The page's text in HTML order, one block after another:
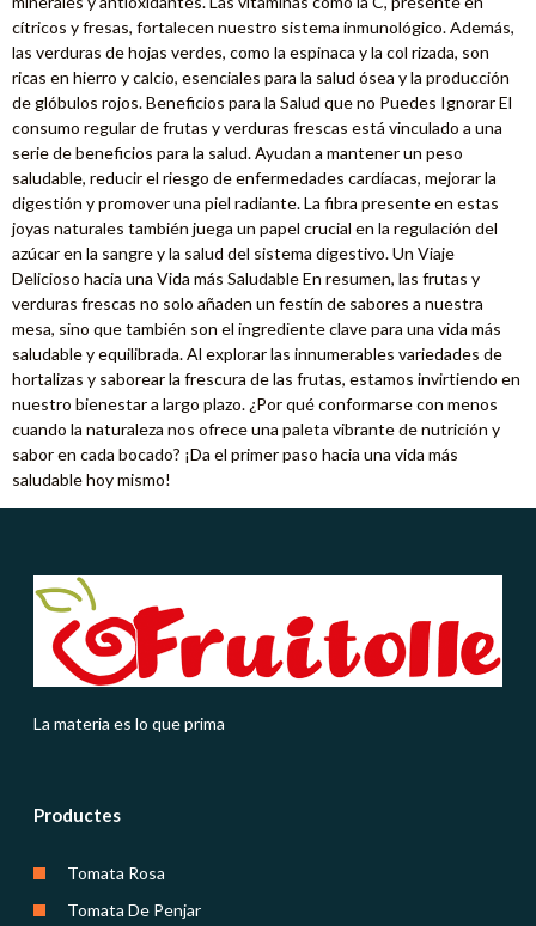
cítricos y fresas, fortalecen nuestro sistema inmunológico. Además,
las verduras de hojas verdes, como la espinaca y la col rizada, son
ricas en hierro y calcio, esenciales para la salud ósea y la producción
de glóbulos rojos. Beneficios para la Salud que no Puedes Ignorar El
consumo regular de frutas y verduras frescas está vinculado a una
serie de beneficios para la salud. Ayudan a mantener un peso
saludable, reducir el riesgo de enfermedades cardíacas, mejorar la
digestión y promover una piel radiante. La fibra presente en estas
joyas naturales también juega un papel crucial en la regulación del
azúcar en la sangre y la salud del sistema digestivo. Un Viaje
Delicioso hacia una Vida más Saludable En resumen, las frutas y
verduras frescas no solo añaden un festín de sabores a nuestra
mesa, sino que también son el ingrediente clave para una vida más
saludable y equilibrada. Al explorar las innumerables variedades de
hortalizas y saborear la frescura de las frutas, estamos invirtiendo en
nuestro bienestar a largo plazo. ¿Por qué conformarse con menos
cuando la naturaleza nos ofrece una paleta vibrante de nutrición y
sabor en cada bocado? ¡Da el primer paso hacia una vida más
saludable hoy mismo!
La materia es lo que prima
Productes
Tomata Rosa
Tomata De Penjar